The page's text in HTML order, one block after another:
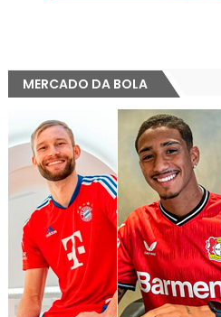
MERCADO DA BOLA